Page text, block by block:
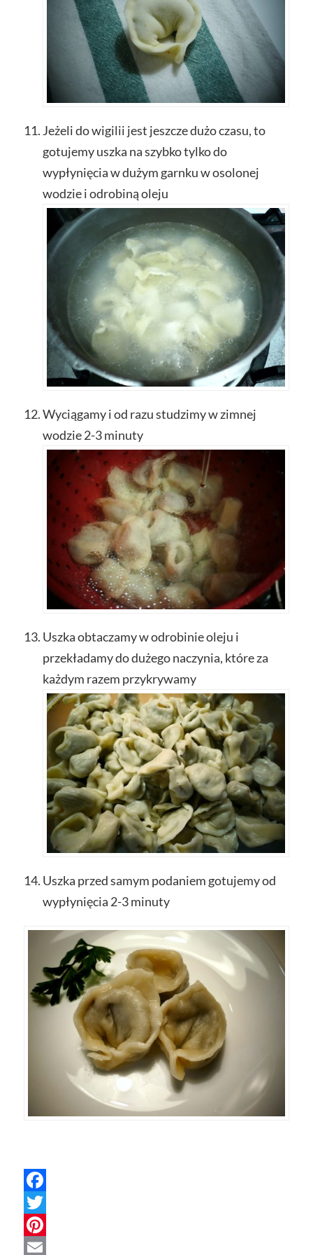
Jeżeli do wigilii jest jeszcze dużo czasu, to
gotujemy uszka na szybko tylko do
wypłynięcia w dużym garnku w osolonej
wodzie i odrobiną oleju
Wyciągamy i od razu studzimy w zimnej
wodzie 2-3 minuty
Uszka obtaczamy w odrobinie oleju i
przekładamy do dużego naczynia, które za
każdym razem przykrywamy
Uszka przed samym podaniem gotujemy od
wypłynięcia 2-3 minuty
Facebook
Twitter
Pinterest